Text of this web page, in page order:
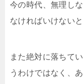
今の時代、無理し
なければいけない
また絶対に落ちて
うわけではなく、